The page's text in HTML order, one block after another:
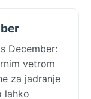
December:
vetrom
za jadranje
lahko